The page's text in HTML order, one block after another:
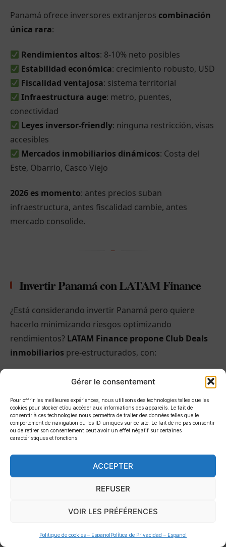
Gérer le consentement
Pour offrir les meilleures expériences, nous utilisons des technologies telles que les
cookies pour stocker et/ou accéder aux informations des appareils. Le fait de
consentir à ces technologies nous permettra de traiter des données telles que le
comportement de navigation ou les ID uniques sur ce site. Le fait de ne pas consentir
ou de retirer son consentement peut avoir un effet négatif sur certaines
caractéristiques et fonctions.
ACCEPTER
REFUSER
VOIR LES PRÉFÉRENCES
Politique de cookies – EspanolPolítica de Privacidad – Espanol
Panamá ofrece inversores extranjeros combinación
única rara:
Rendimientos altos: 8-10% neto posibles
Estabilidad económica: crecimiento robusto, USD
Fiscalidad ventajosa: sistema territorial
Infraestructura auge: metro, puentes,
conectividad
Leyes inversor-friendly: ninguna restricción, visas
accesibles
Mercados inmobiliarios dinámicos: Costa del
Este, Obarrio, Casco Viejo
2026 es momento: antes precios suban
infraestructura, antes fiscalidad cambie, antes
mercado consolide.
Invertir Panamá con LATAM Finance
¿Está considerando invertir Panamá pero quiere
hacerlo minimizando riesgos optimizando
rendimientos? LATAM Finance propone Club Deals
inmobiliarios pre-estructurados, con:
Due diligence completa (promotor, bien, zona)
SPV profesional optimizada fiscalmente
Gestión patrimonial MOVA Living
Rendimientos objetivo 8-12% neto
Descubra oportunidades actuales